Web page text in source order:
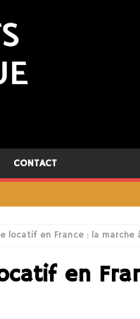
CONTACT
locatif en France : la marche
en